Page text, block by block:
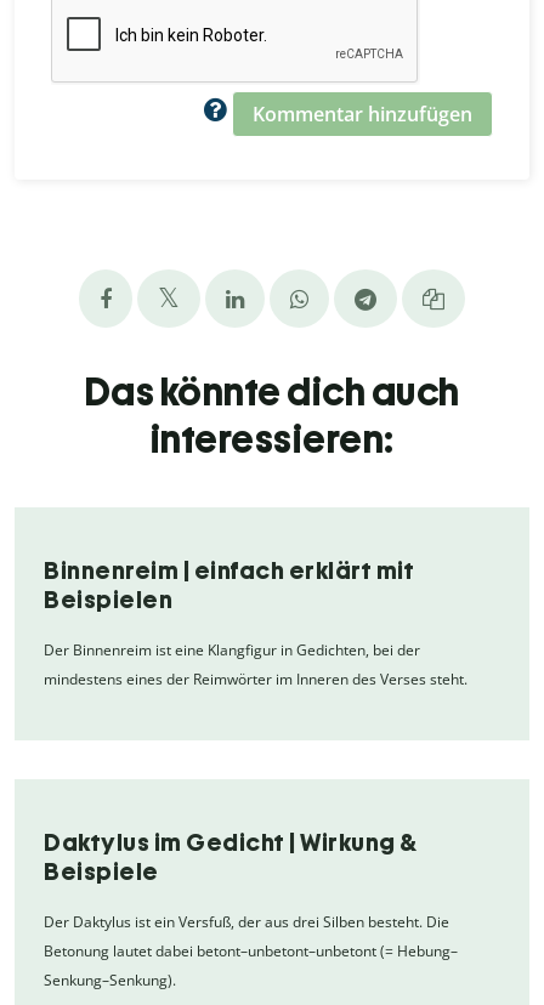
Kommentar hinzufügen
Das könnte dich auch
interessieren:
Binnenreim | einfach erklärt mit
Beispielen
Der Binnenreim ist eine Klangfigur in Gedichten, bei der
mindestens eines der Reimwörter im Inneren des Verses steht.
Daktylus im Gedicht | Wirkung &
Beispiele
Der Daktylus ist ein Versfuß, der aus drei Silben besteht. Die
Betonung lautet dabei betont–unbetont–unbetont (= Hebung–
Senkung–Senkung).